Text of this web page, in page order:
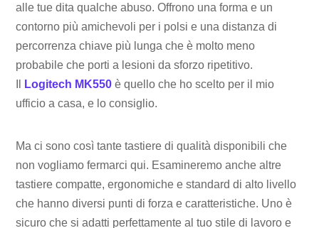
alle tue dita qualche abuso. Offrono una forma e un
contorno più amichevoli per i polsi e una distanza di
percorrenza chiave più lunga che è molto meno
probabile che porti a lesioni da sforzo ripetitivo.
Logitech MK550 è quello che ho scelto per il mio
ufficio a casa, e lo consiglio.
Ma ci sono così tante tastiere di qualità disponibili che
non vogliamo fermarci qui. Esamineremo anche altre
tastiere compatte, ergonomiche e standard di alto livello
che hanno diversi punti di forza e caratteristiche. Uno è
sicuro che si adatti perfettamente al tuo stile di lavoro e